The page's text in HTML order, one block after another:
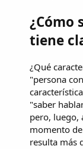
¿Cómo
tiene
¿Qué
"persona
"saber
pero, luego,
momento
resulta más